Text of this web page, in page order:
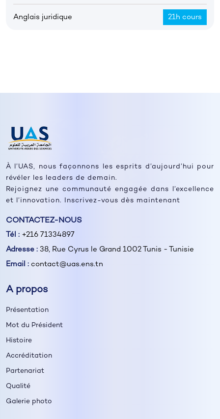
Anglais juridique 21h cours
À l’UAS, nous façonnons les esprits d’aujourd’hui pour
révéler les leaders de demain.
Rejoignez une communauté engagée dans l’excellence
et l’innovation. Inscrivez-vous dès maintenant
CONTACTEZ-NOUS
Tél : +216 71334897
Adresse : 38, Rue Cyrus le Grand 1002 Tunis - Tunisie
Email : contact@uas.ens.tn
A propos
Présentation
Mot du Président
Histoire
Accréditation
Partenariat
Qualité
Galerie photo